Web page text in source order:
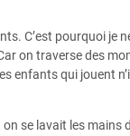
C’est pourquoi je
on traverse des
enfants qui jouent
se lavait les mains